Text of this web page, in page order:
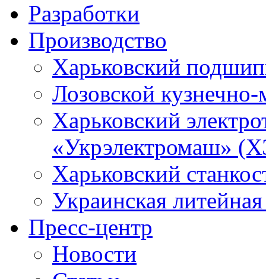
Разработки
Производство
Харьковский
Лозовской
Харьковский
«Укрэлектромаш»
Харьковский
Украинская
Пресс-центр
Новости